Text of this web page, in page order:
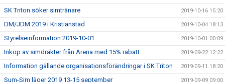
SK Triton söker simtränare 2019-10-16 15:20
DM/JDM 2019 i Kristianstad 2019-10-04 18:13
Styrelseinformation 2019-10-01 2019-10-01 00:09
Inköp av simdräkter från Arena med 15% rabatt 2019-09-22 12:22
Information gällande organisationsförändringar i SK Triton 2019-09-11 18:20
Sum-Sim läger 2019 13-15 september 2019-09-09 09:00